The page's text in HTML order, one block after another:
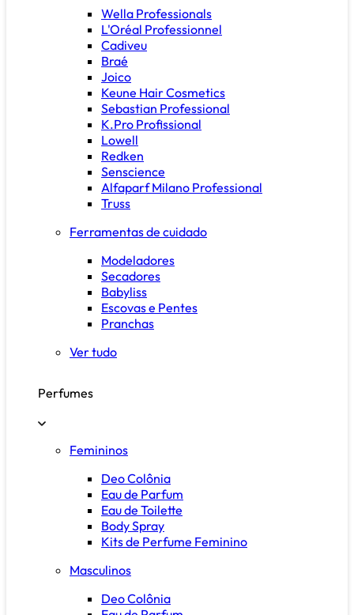
Wella Professionals
L'Oréal Professionnel
Cadiveu
Braé
Joico
Keune Hair Cosmetics
Sebastian Professional
K.Pro Profissional
Lowell
Redken
Senscience
Alfaparf Milano Professional
Truss
Ferramentas de cuidado
Modeladores
Secadores
Babyliss
Escovas e Pentes
Pranchas
Ver tudo
Perfumes
Femininos
Deo Colônia
Eau de Parfum
Eau de Toilette
Body Spray
Kits de Perfume Feminino
Masculinos
Deo Colônia